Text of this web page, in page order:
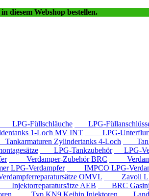
diesem Webshop bestellen.
LPG-Füllschläuche LPG-
1-Loch MV INT LPG-
Zylindertanks 4-Loch
LPG-Tankzubehör LPG-
Verdamper-Zubehör BRC
Verdampfer IMPCO LPG-
OMVL Zavoli
AEB BRC
Typ KN9 Keihin Injektoren Landi